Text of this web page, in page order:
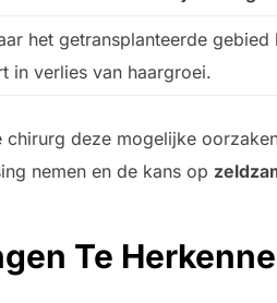
het getransplanteerde
in verlies van haargroei.
deze mogelijke
nemen en de kans op
Te